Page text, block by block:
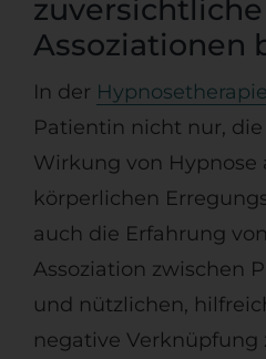
zuversichtliche
Assoziationen
In der Hypnosetherapie
Patientin nicht nur,
Wirkung von Hypnose
körperlichen
auch die Erfahrung
Assoziation zwischen
und nützlichen,
negative Verknüpfung